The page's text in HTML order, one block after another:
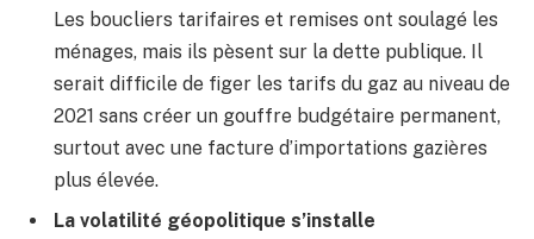
Les boucliers tarifaires et remises ont soulagé les
ménages, mais ils pèsent sur la dette publique. Il
serait difficile de figer les tarifs du gaz au niveau de
2021 sans créer un gouffre budgétaire permanent,
surtout avec une facture d’importations gazières
plus élevée.
La volatilité géopolitique s’installe